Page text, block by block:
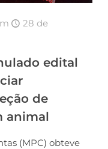
28 de
edital
de
animal
(MPC) obteve